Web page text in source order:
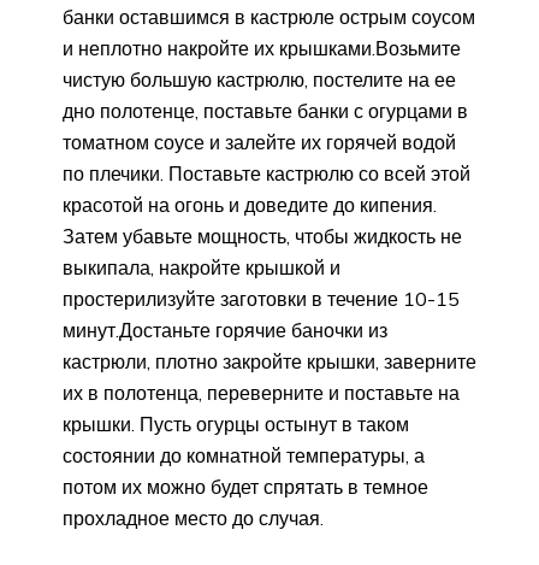
банки оставшимся в кастрюле острым соусом
и неплотно накройте их крышками.Возьмите
чистую большую кастрюлю, постелите на ее
дно полотенце, поставьте банки с огурцами в
томатном соусе и залейте их горячей водой
по плечики. Поставьте кастрюлю со всей этой
красотой на огонь и доведите до кипения.
Затем убавьте мощность, чтобы жидкость не
выкипала, накройте крышкой и
простерилизуйте заготовки в течение 10-15
минут.Достаньте горячие баночки из
кастрюли, плотно закройте крышки, заверните
их в полотенца, переверните и поставьте на
крышки. Пусть огурцы остынут в таком
состоянии до комнатной температуры, а
потом их можно будет спрятать в темное
прохладное место до случая.